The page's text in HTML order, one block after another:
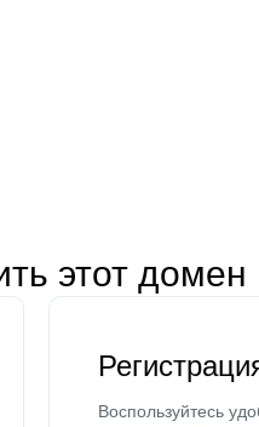
этот домен
Воспользуйтесь